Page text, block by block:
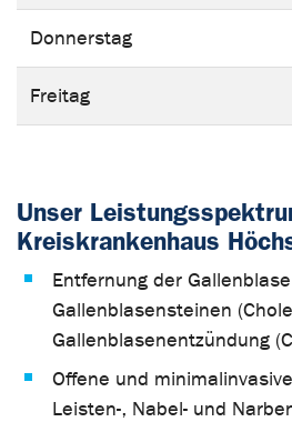
Donnerstag
Freitag
Unser
Kreiskrankenhaus
Entfernung der
Gallenblasensteinen
Gallenblasenentzündung
Offene und
Leisten-, Nabel- und